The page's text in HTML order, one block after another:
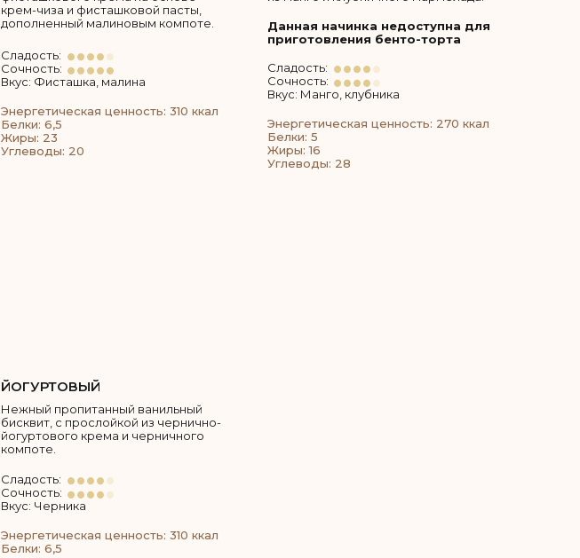
крем-чиза и фисташковой пасты,
дополненный малиновым компоте.
Энергетическая ценность: 310 ккал
Белки: 6,5
Жиры: 23
Углеводы: 20
Энергетическая ценность: 270 ккал
Белки: 5
Жиры: 16
Углеводы: 28
Данная начинка недоступна для
приготовления бенто-торта
Энергетическая ценность: 310 ккал
Белки: 6,5
Нежный пропитанный ванильный
бисквит, с прослойкой из чернично-
йогуртового крема и черничного
компоте.
ЙОГУРТОВЫЙ
Сладость:
Сочность:
Вкус: Черника
Сладость:
Сочность:
Вкус: Манго, клубника
Сладость:
Сочность:
Вкус: Фисташка, малина